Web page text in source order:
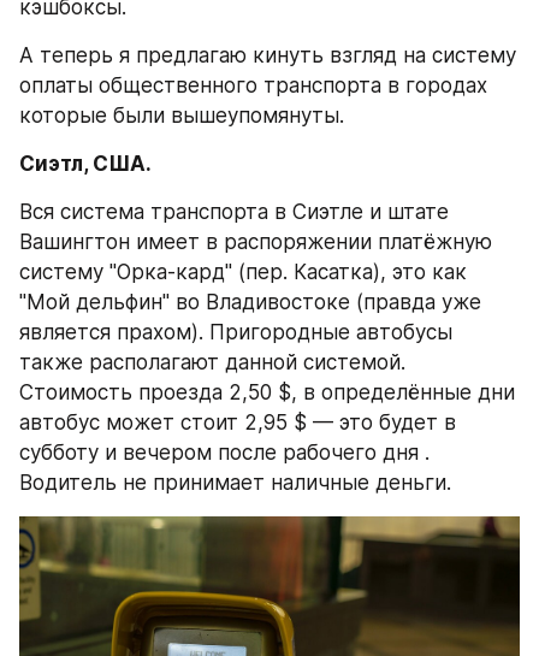
кэшбоксы.
А теперь я предлагаю кинуть взгляд на систему
оплаты общественного транспорта в городах
которые были вышеупомянуты.
Сиэтл, США.
Вся система транспорта в Сиэтле и штате
Вашингтон имеет в распоряжении платёжную
систему "Орка-кард" (пер. Касатка), это как
"Мой дельфин" во Владивостоке (правда уже
является прахом). Пригородные автобусы
также располагают данной системой.
Стоимость проезда 2,50 $, в определённые дни
автобус может стоит 2,95 $ — это будет в
субботу и вечером после рабочего дня .
Водитель не принимает наличные деньги.